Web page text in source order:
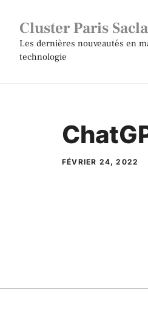
contenu
Cluster Paris
Les dernières nouveautés en
technologie
FÉVRIER 24, 2022